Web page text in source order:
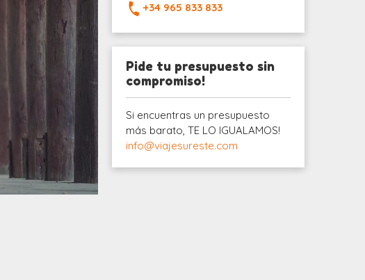
+34 965 833 833
Pide tu presupuesto sin
compromiso!
Si encuentras un presupuesto
más barato, TE LO IGUALAMOS!
info@viajesureste.com